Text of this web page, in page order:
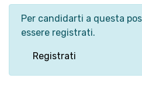
Per candidarti a questa
essere registrati.
Registrati